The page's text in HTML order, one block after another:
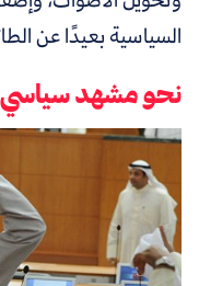
السياسية بعيدًا عن
نحو مشهد سياسي